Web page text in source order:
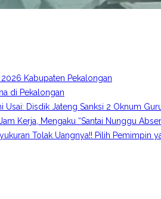
Kabupaten Pekalongan
di Pekalongan
Disdik Jateng Sanksi 2 Oknum
Kerja, Mengaku “Santai Nunggu
Tolak Uangnya!! Pilih Pemimpin